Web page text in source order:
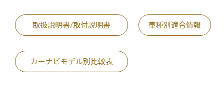
取扱説明書/取付説明書 車種別適合情報
カーナビモデル別比較表